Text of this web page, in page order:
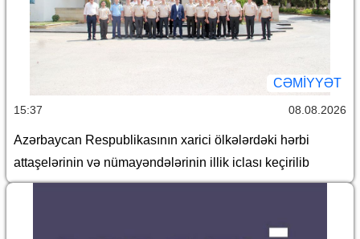
CƏMİYYƏT
15:37 08.08.2026
Azərbaycan Respublikasının xarici ölkələrdəki hərbi
attaşelərinin və nümayəndələrinin illik iclası keçirilib